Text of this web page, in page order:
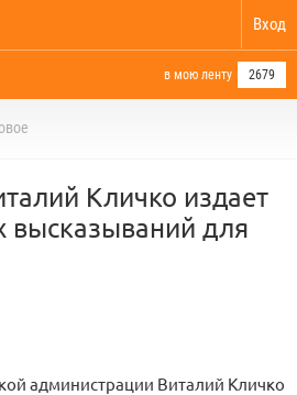
Вход
в мою ленту 2679
Кличко издает
высказываний для
администрации Виталий Кличко